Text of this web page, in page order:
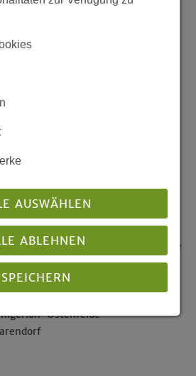
Superintendent, An der Apostelkirche
Pfarrerin, Münster
Ostenfelde
AUSWÄHLEN
ABLEHNEN
SPEICHERN
Details anzeigen